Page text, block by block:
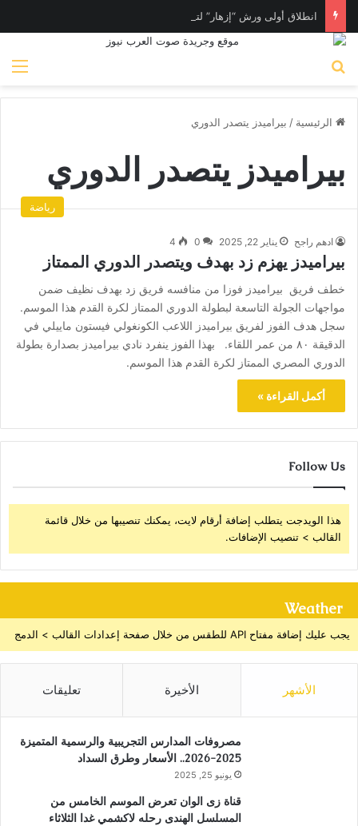
الرئيسية / بيراميدز يتصدر الدوري
بيراميدز يتصدر الدوري
رياضة
ادهم راجح يناير 22, 2025 0
4
بيراميدز يهزم زد بهدف ويتصدر الدوري الممتاز
خطف فريق بيراميدز فوزا من منافسه فريق زد بهدف نظيف ضمن
مواجهات الجولة التاسعة لبطولة الدوري الممتاز لكرة القدم هذا الموسم.
سجل هدف الفوز لفريق بيراميدز اللاعب الكونغولي فيستون ماييلي في
الدقيقة ٨٠ من عمر اللقاء. بهذا الفوز ينفرد نادي بيراميدز بصدارة بطولة
الدوري المصري الممتاز لكرة القدم هذا الموسم.
أكمل القراءة »
Follow Us
هذا الويدجت يتطلب إضافة أرقام لايت، يمكنك تنصيبها من خلال قائمة
القالب > تنصيب الإضافات.
Weather
يجب عليك إضافة مفتاح API للطقس من خلال صفحة إعدادات القالب > الدمج
الأشهر الأخيرة تعليقات
مصروفات المدارس التجريبية والرسمية المتميزة
2025-2026.. الأسعار وطرق السداد
يونيو 25, 2025
قناة زى الوان تعرض الموسم الخامس من
المسلسل الهندى رحله لاكشمي غدا الثلاثاء